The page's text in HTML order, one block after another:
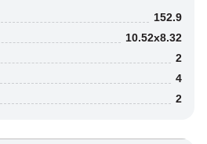
152.9
10.52х8.32
2
4
2